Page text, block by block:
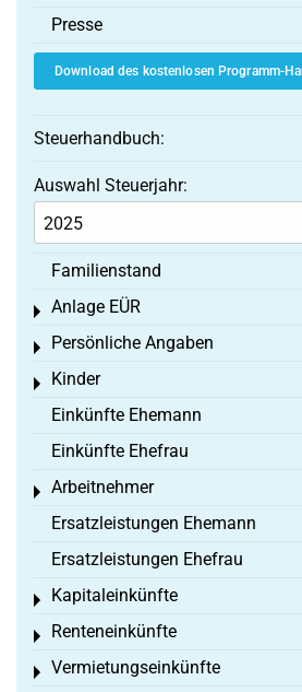
Presse
Download des kostenlosen Programm-
Steuerhandbuch:
Auswahl Steuerjahr:
Familienstand
Anlage EÜR
Toggle menu
Persönliche Angaben
Toggle menu
Kinder
Toggle menu
Einkünfte Ehemann
Einkünfte Ehefrau
Arbeitnehmer
Toggle menu
Ersatzleistungen Ehemann
Ersatzleistungen Ehefrau
Kapitaleinkünfte
Toggle menu
Renteneinkünfte
Toggle menu
Vermietungseinkünfte
Toggle menu